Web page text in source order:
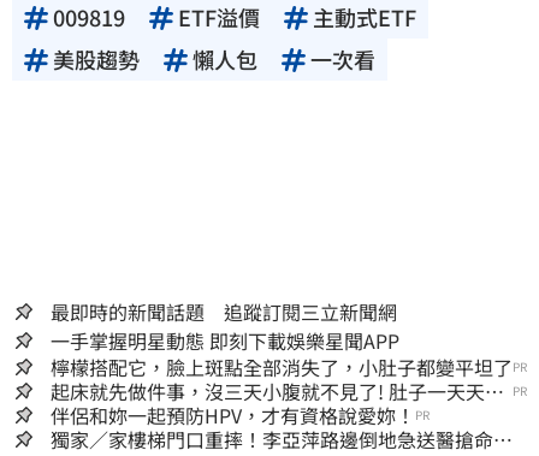
009819 ETF溢價
主動式ETF
美股趨勢
懶人包 一次看
最即時的新聞話題 追蹤訂閱三立新聞網
一手掌握明星動態 即刻下載娛樂星聞APP
檸檬搭配它，臉上斑點全部消失了，小肚子都變平坦了 PR
起床就先做件事，沒三天小腹就不見了! 肚子一天天變
小！
PR
伴侶和妳一起預防HPV，才有資格說愛妳！ PR
獨家／家樓梯門口重摔！李亞萍路邊倒地急送醫搶命